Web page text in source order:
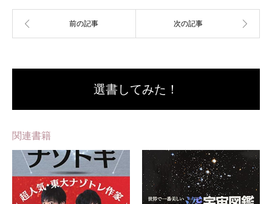
選書してみた！
関連書籍